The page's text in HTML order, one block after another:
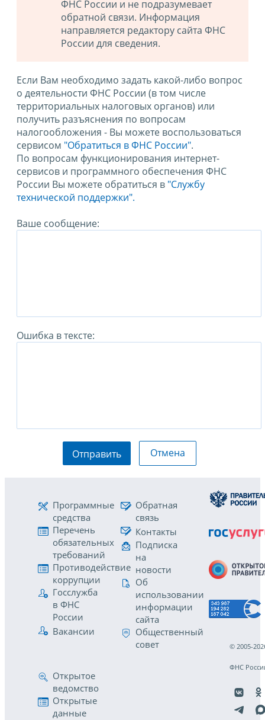
ФНС России и не подразумевает
обратной связи. Информация
направляется редактору сайта ФНС
России для сведения.
Если Вам необходимо задать какой-либо вопрос
о деятельности ФНС России (в том числе
территориальных налоговых органов) или
получить разъяснения по вопросам
налогообложения - Вы можете воспользоваться
сервисом "Обратиться в ФНС России".
По вопросам функционирования интернет-
сервисов и программного обеспечения ФНС
России Вы можете обратиться в "Службу
технической поддержки".
Ваше сообщение:
Ошибка в тексте:
Отправить Отмена
Программные
средства
Перечень
обязательных
требований
Противодействие
коррупции
Госслужба
в ФНС
России
Вакансии
Обратная
связь
Контакты
Подписка
на
новости
Об
использовании
информации
сайта
Общественный
совет
Открытое
ведомство
Открытые
данные
© 2005-
ФНС